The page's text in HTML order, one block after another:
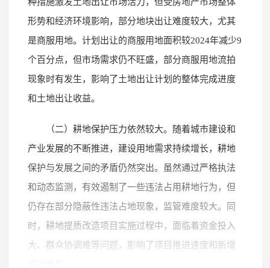
形势和经济环境影响，部分地块出让难度较大，尤其
是商服用地。计划出让的商服用地面积较2024年减少9
个百分点，但市场需求仍不旺盛，部分商服用地流拍
现象时有发生，影响了土地出让计划的整体完成进度
和土地出让收益。
（二）耕地保护压力依然较大。随着城市建设和
产业发展的不断推进，建设用地需求持续增长，耕地
保护与发展之间的矛盾仍然突出。虽然通过严格执法
和动态监测，有效遏制了一些违法占用耕地行为，但
仍存在部分隐蔽性违法占地现象，监管难度较大。同
时，耕地提质改造项目实施过程中，面临着资金投入
大、群众协调难等问题，影响了项目推进速度和新增